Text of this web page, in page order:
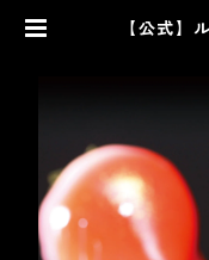
【公式】